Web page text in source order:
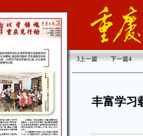
3上一篇 下一篇4
丰富学习